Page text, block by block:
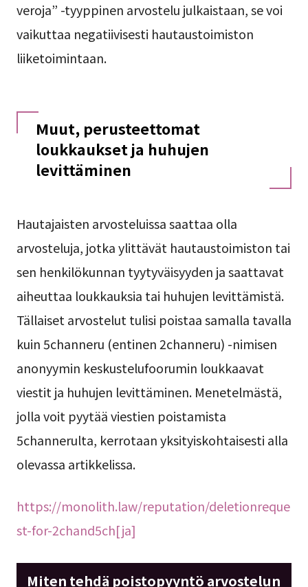
veroja” -tyyppinen arvostelu julkaistaan, se voi
vaikuttaa negatiivisesti hautaustoimiston
liiketoimintaan.
Muut, perusteettomat
loukkaukset ja huhujen
levittäminen
Hautajaisten arvosteluissa saattaa olla
arvosteluja, jotka ylittävät hautaustoimiston tai
sen henkilökunnan tyytyväisyyden ja saattavat
aiheuttaa loukkauksia tai huhujen levittämistä.
Tällaiset arvostelut tulisi poistaa samalla tavalla
kuin 5channeru (entinen 2channeru) -nimisen
anonyymin keskustelufoorumin loukkaavat
viestit ja huhujen levittäminen. Menetelmästä,
jolla voit pyytää viestien poistamista
5channerulta, kerrotaan yksityiskohtaisesti alla
olevassa artikkelissa.
https://monolith.law/reputation/deletionreque
st-for-2chand5ch[ja]
Miten tehdä poistopyyntö arvostelun